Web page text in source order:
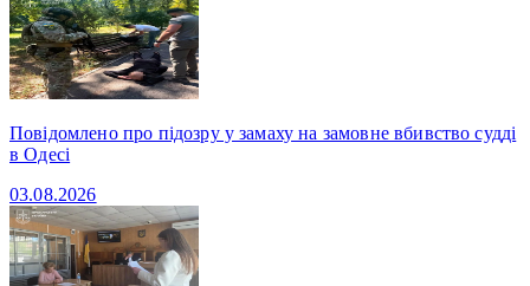
Повідомлено про підозру у замаху на замовне вбивство судді
в Одесі
03.08.2026